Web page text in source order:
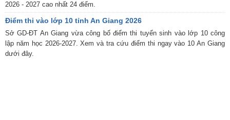
2026 - 2027 cao nhất 24 điểm.
Điểm thi vào lớp 10 tỉnh An Giang 2026
Sở GD-ĐT An Giang vừa công bố điểm thi tuyển sinh vào lớp 10 công
lập năm học 2026-2027. Xem và tra cứu điểm thi ngay vào 10 An Giang
dưới đây.